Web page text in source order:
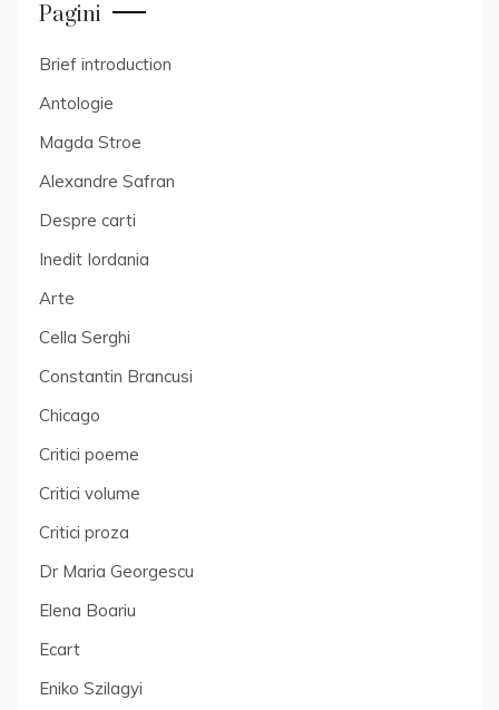
Pagini
Brief introduction
Antologie
Magda Stroe
Alexandre Safran
Despre carti
Inedit Iordania
Arte
Cella Serghi
Constantin Brancusi
Chicago
Critici poeme
Critici volume
Critici proza
Dr Maria Georgescu
Elena Boariu
Ecart
Eniko Szilagyi